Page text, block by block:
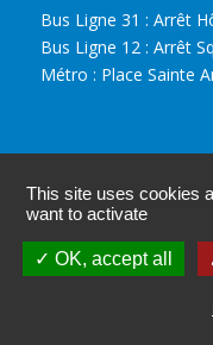
Bus Ligne 31 : Arrêt
Bus Ligne 12 : Arrêt
Métro : Place Sainte
Nous retrouver sur
Accès adhérents
Mentions légales
This site uses cookies
want to activate
OK, accept all